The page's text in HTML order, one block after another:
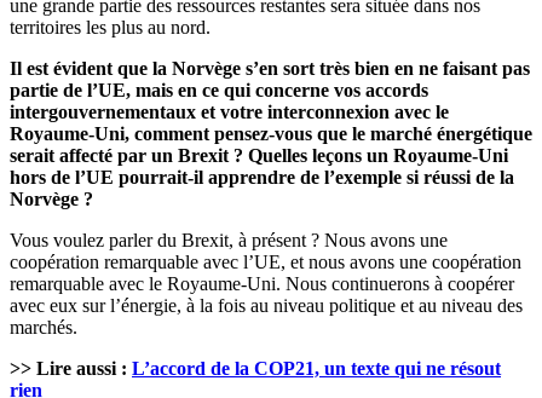
une grande partie des ressources restantes sera située dans nos
territoires les plus au nord.
Il est évident que la Norvège s’en sort très bien en ne faisant pas
partie de l’UE, mais en ce qui concerne vos accords
intergouvernementaux et votre interconnexion avec le
Royaume-Uni, comment pensez-vous que le marché énergétique
serait affecté par un Brexit ? Quelles leçons un Royaume-Uni
hors de l’UE pourrait-il apprendre de l’exemple si réussi de la
Norvège ?
Vous voulez parler du Brexit, à présent ? Nous avons une
coopération remarquable avec l’UE, et nous avons une coopération
remarquable avec le Royaume-Uni. Nous continuerons à coopérer
avec eux sur l’énergie, à la fois au niveau politique et au niveau des
marchés.
>> Lire aussi : L’accord de la COP21, un texte qui ne résout
rien